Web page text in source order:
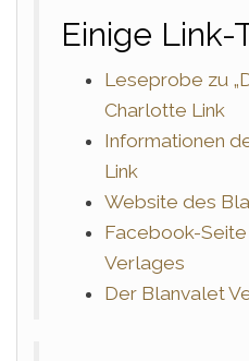
Einige Link-
Leseprobe zu
Charlotte Link
Informationen
Link
Website des
Facebook-
Verlages
Der Blanvalet